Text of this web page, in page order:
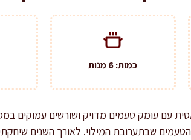
כמות: 6 מנות
עם עומק טעמים מדויק ושורשים עמוקים
שבתערובת המילוי. לאורך השנים